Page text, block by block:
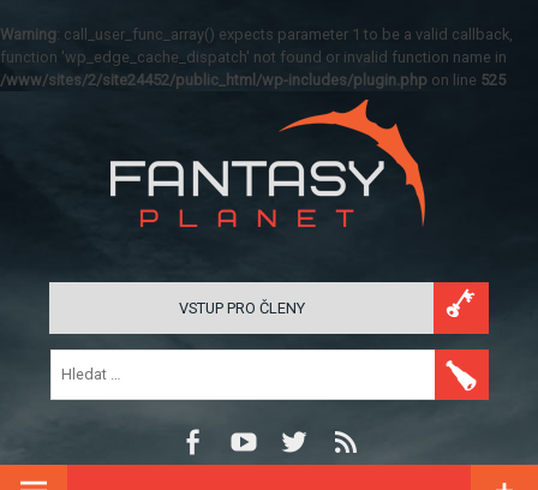
Warning: call_user_func_array() expects parameter 1 to be a valid callback,
function 'wp_edge_cache_dispatch' not found or invalid function name in
/www/sites/2/site24452/public_html/wp-includes/plugin.php on line 525
VSTUP PRO ČLENY